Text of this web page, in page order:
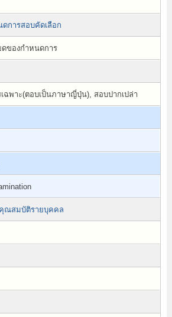
การสอบคัดเลือก
ดของกำหนดการ
ฉพาะ(ตอบเป็นภาษาญี่ปุ่น), สอบปากเปล่า
ณสมบัติรายบุคคล